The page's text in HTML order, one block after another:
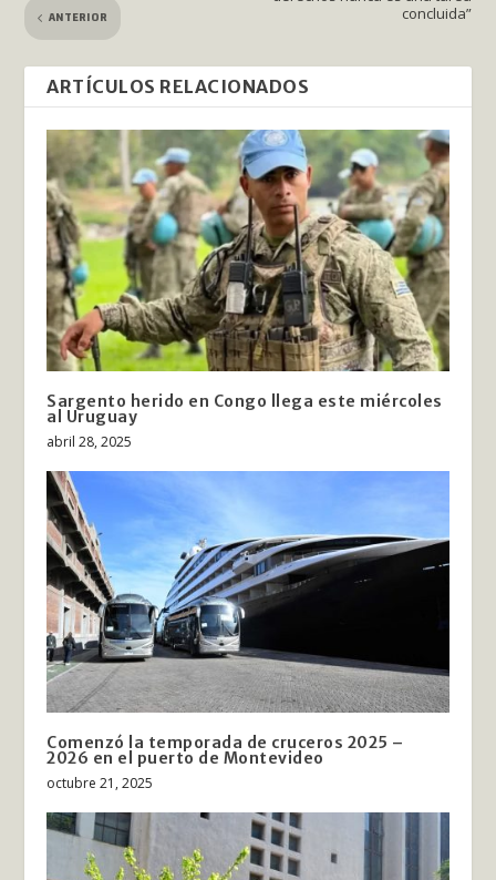
ANTERIOR
concluida”
ARTÍCULOS RELACIONADOS
Sargento herido en Congo llega este miércoles
al Uruguay
abril 28, 2025
Comenzó la temporada de cruceros 2025 –
2026 en el puerto de Montevideo
octubre 21, 2025